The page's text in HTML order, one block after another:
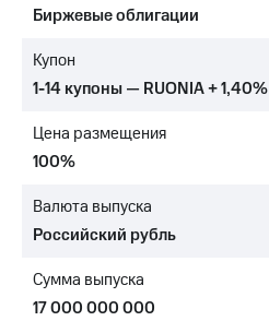
Достижения
Интервью
отчетность
Контакты
Новости
в
Биржевые облигации
Купон
1-14 купоны — RUONIA + 1,40%
Цена размещения
100%
Валюта выпуска
Российский рубль
Сумма выпуска
17 000 000 000